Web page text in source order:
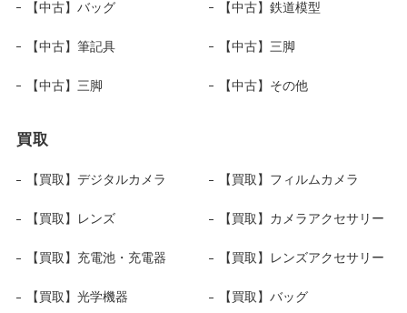
【中古】バッグ 【中古】鉄道模型
【中古】筆記具 【中古】三脚
【中古】三脚 【中古】その他
買取
【買取】デジタルカメラ 【買取】フィルムカメラ
【買取】レンズ 【買取】カメラアクセサリー
【買取】充電池・充電器 【買取】レンズアクセサリー
【買取】光学機器 【買取】バッグ